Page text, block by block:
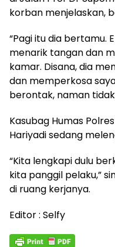
korban menjelaskan,
“Pagi itu dia bertamu.
menarik tangan dan
kamar. Disana, dia
dan memperkosa
berontak, naman
Kasubag Humas
Hariyadi sedang
“Kita lengkapi dulu
kita panggil pelaku,”
di ruang kerjanya.
Editor : Selfy